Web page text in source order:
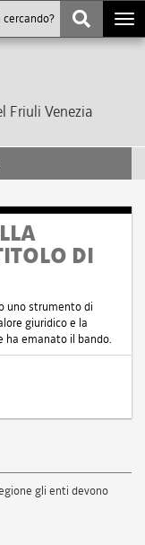
Friuli Venezia
DI
uno strumento di
giuridico e la
ha emanato il bando.
gli enti devono